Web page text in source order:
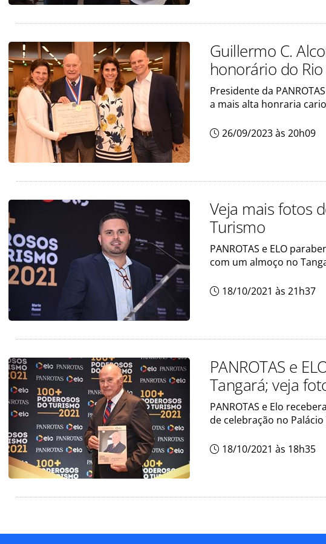
Guillermo C.
honorário do
Presidente da
a mais alta honraria
26/09/2023 às 20h09
Veja mais fotos
Turismo
PANROTAS e ELO
com um almoço no
18/10/2021 às 21h37
PANROTAS e
Tangará; veja
PANROTAS e Elo
de celebração no Palácio
18/10/2021 às 18h35